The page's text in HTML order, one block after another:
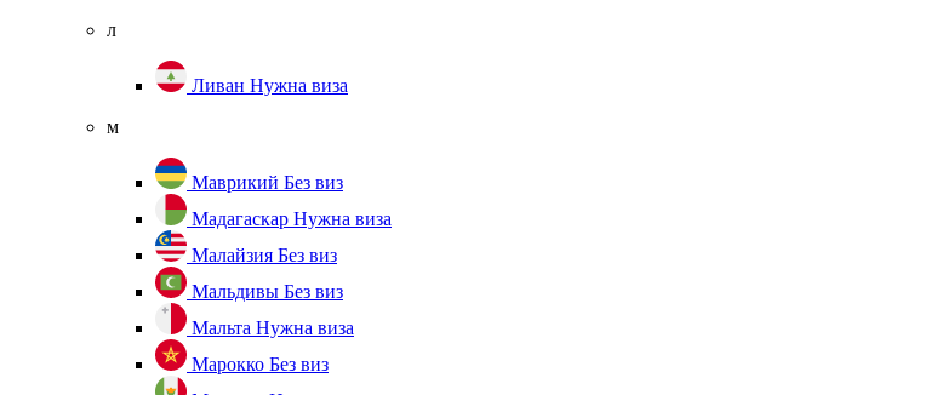
л
Ливан Нужна виза
м
Маврикий Без виз
Мадагаскар Нужна виза
Малайзия Без виз
Мальдивы Без виз
Мальта Нужна виза
Марокко Без виз